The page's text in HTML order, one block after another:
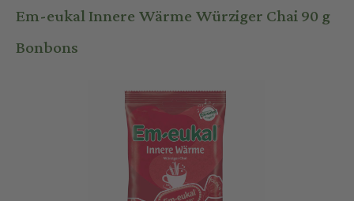
Em-eukal Innere Wärme Würziger Chai 90 g
Bonbons